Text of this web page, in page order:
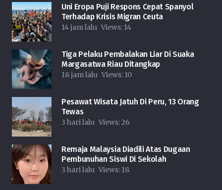
Uni Eropa Puji Respons Cepat Spanyol
Terhadap Krisis Migran Ceuta
14 jam lalu Views: 14
Tiga Pelaku Pembalakan Liar Di Suaka
Margasatwa Riau Ditangkap
18 jam lalu Views: 10
Pesawat Wisata Jatuh Di Peru, 13 Orang
Tewas
3 hari lalu Views:26
Remaja Malaysia Diadili Atas Dugaan
Pembunuhan Siswi Di Sekolah
3 hari lalu Views: 18